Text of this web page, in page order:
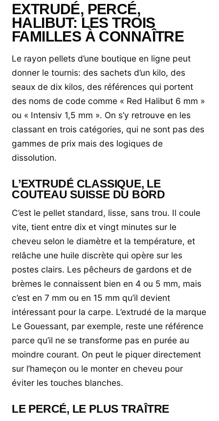
EXTRUDÉ, PERCÉ,
HALIBUT: LES TROIS
FAMILLES À CONNAÎTRE
Le rayon pellets d’une boutique en ligne peut
donner le tournis: des sachets d’un kilo, des
seaux de dix kilos, des références qui portent
des noms de code comme « Red Halibut 6 mm »
ou « Intensiv 1,5 mm ». On s’y retrouve en les
classant en trois catégories, qui ne sont pas des
gammes de prix mais des logiques de
dissolution.
L’EXTRUDÉ CLASSIQUE, LE
COUTEAU SUISSE DU BORD
C’est le pellet standard, lisse, sans trou. Il coule
vite, tient entre dix et vingt minutes sur le
cheveu selon le diamètre et la température, et
relâche une huile discrète qui opère sur les
postes clairs. Les pêcheurs de gardons et de
brèmes le connaissent bien en 4 ou 5 mm, mais
c’est en 7 mm ou en 15 mm qu’il devient
intéressant pour la carpe. L’extrudé de la marque
Le Gouessant, par exemple, reste une référence
parce qu’il ne se transforme pas en purée au
moindre courant. On peut le piquer directement
sur l’hameçon ou le monter en cheveu pour
éviter les touches blanches.
LE PERCÉ, LE PLUS TRAÎTRE